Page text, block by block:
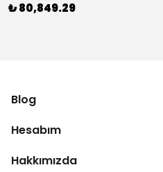
₺ 80,849.29
Blog
Hesabım
Hakkımızda